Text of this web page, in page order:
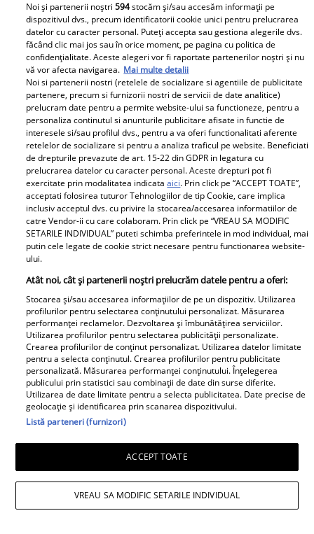
Observator News
Cântăreţ celebru, la un pas să fie
strivit de copac, în maşină.
"Uitaţi cum era să mor"
Libertatea pentru Femei
Acum s-a aflat!
Adevăratul motiv pentru
care “Insula iubirii” a
fost mutată în
septembrie. Fanii sunt
revoltați, dar nu știau
Felicitări, Filip! La ce
liceu a intrat fiul genial
al Luminiței Anghel și
ce note a luat la
Noi și partenerii noștri594stocăm și/sau accesăm informații pe
dispozitivul dvs., precum identificatorii cookie unici pentru prelucrarea
datelor cu caracter personal. Puteți accepta sau gestiona alegerile dvs.
făcând clic mai jos sau în orice moment, pe pagina cu politica de
confidențialitate. Aceste alegeri vor fi raportate partenerilor noștri și nu
vă vor afecta navigarea. Mai multe detalii
Noi si partenerii nostri (retelele de socializare si agentiile de publicitate
partenere, precum si furnizorii nostri de servicii de date analitice)
prelucram date pentru a permite website-ului sa functioneze, pentru a
personaliza continutul si anunturile publicitare afisate in functie de
interesele si/sau profilul dvs., pentru a va oferi functionalitati aferente
retelelor de socializare si pentru a analiza traficul pe website. Beneficiati
de drepturile prevazute de art. 15-22 din GDPR in legatura cu
prelucrarea datelor cu caracter personal. Aceste drepturi pot fi
exercitate prin modalitatea indicataaici. Prin click pe “ACCEPT TOATE”,
acceptati folosirea tuturor Tehnologiilor de tip Cookie, care implica
inclusiv acceptul dvs. cu privire la stocarea/accesarea informatiilor de
catre Vendor-ii cu care colaboram. Prin click pe “VREAU SA MODIFIC
SETARILE INDIVIDUAL” puteti schimba preferintele in mod individual, mai
putin cele legate de cookie strict necesare pentru functionarea website-
ului.
Atât noi, cât și partenerii noștri prelucrăm datele pentru a oferi:
Stocarea și/sau accesarea informațiilor de pe un dispozitiv. Utilizarea
profilurilor pentru selectarea conținutului personalizat. Măsurarea
performanței reclamelor. Dezvoltarea și îmbunătățirea serviciilor.
Utilizarea profilurilor pentru selectarea publicității personalizate.
Crearea profilurilor de conținut personalizat. Utilizarea datelor limitate
pentru a selecta conținutul. Crearea profilurilor pentru publicitate
personalizată. Măsurarea performanței conținutului. Înțelegerea
publicului prin statistici sau combinații de date din surse diferite.
Utilizarea de date limitate pentru a selecta publicitatea. Date precise de
geolocație și identificarea prin scanarea dispozitivului.
Listă parteneri (furnizori)
ACCEPT TOATE
VREAU SA MODIFIC SETARILE INDIVIDUAL